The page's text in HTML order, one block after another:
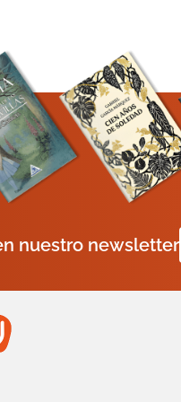
nuestro newsletter